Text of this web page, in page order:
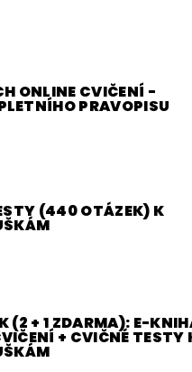
ONLINE CVIČENÍ -
PRAVOPISU
(440 OTÁZEK) K
(2 + 1 ZDARMA): E-
+ CVIČNÉ TESTY